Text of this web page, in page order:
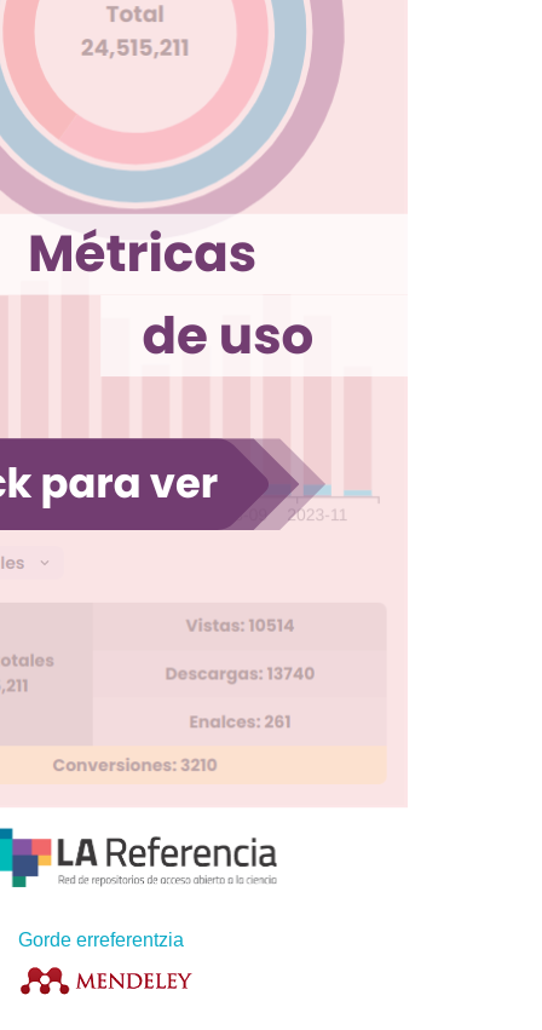
Gorde erreferentzia